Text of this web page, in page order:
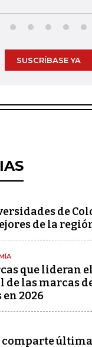
SUSCRÍBASE YA
de
de la
que lideran
las marcas
2026